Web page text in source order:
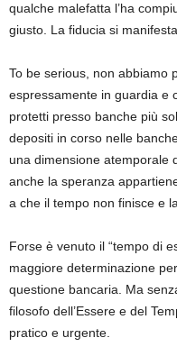
qualche malefatta l’ha
giusto. La fiducia si
To be serious, non abbiamo
espressamente in guardia e
protetti presso banche più
depositi in corso nelle
una dimensione atemporale
anche la speranza
a che il tempo non finisce e
Forse è venuto il “tempo di
maggiore determinazione
questione bancaria. Ma
filosofo dell’Essere e del
pratico e urgente.